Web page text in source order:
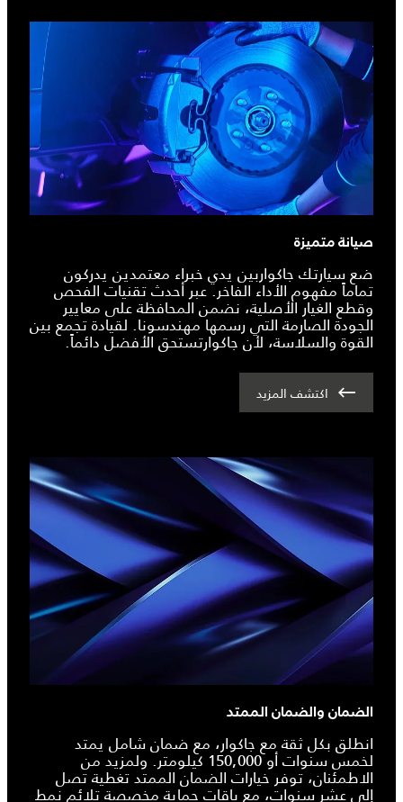
صيانة متميزة
ضع سيارتك جاكواربين يدي خبراء معتمدين يدركون
تماماً مفهوم الأداء الفاخر. عبر أحدث تقنيات الفحص
وقطع الغيار الأصلية، نضمن المحافظة على معايير
الجودة الصارمة التي رسمها مهندسونا. لقيادة تجمع بين
القوة والسلاسة، لأن جاكوارتستحق الأفضل دائماً.
اكتشف المزيد
الضمان والضمان الممتد
انطلق بكل ثقة مع جاكوار، مع ضمان شامل يمتد
لخمس سنوات أو 150,000 كيلومتر. ولمزيد من
الاطمئنان، توفر خيارات الضمان الممتد تغطية تصل
إلى عشر سنوات، مع باقات حماية مخصصة تلائم نمط